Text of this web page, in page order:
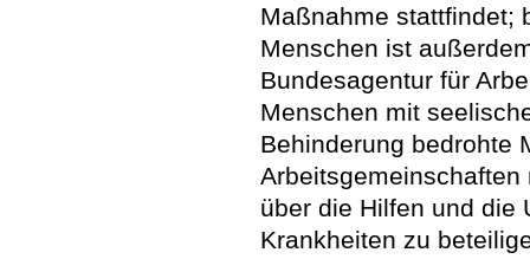
Maßnahme stattfindet;
Menschen ist
Bundesagentur für
Menschen mit
Behinderung bedrohte
über die Hilfen und die
Krankheiten zu